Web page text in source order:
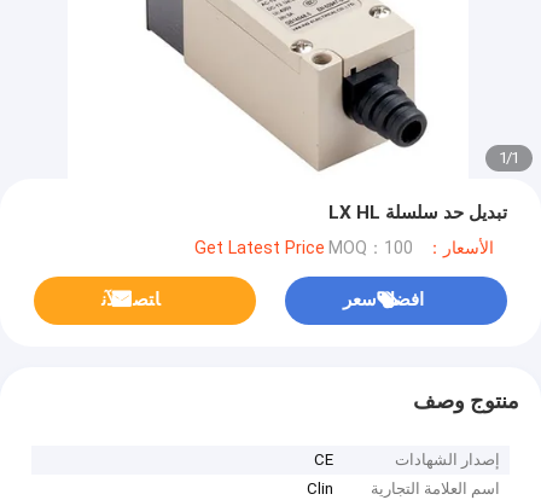
1
/
1
تبديل حد سلسلة LX HL
الأسعار：Get Latest Price MOQ：100
افضل سعر ﺎﺘﺼﻟ ﺍﻶﻧ
منتوج وصف
إصدار الشهادات
CE
اسم العلامة التجارية
Clin